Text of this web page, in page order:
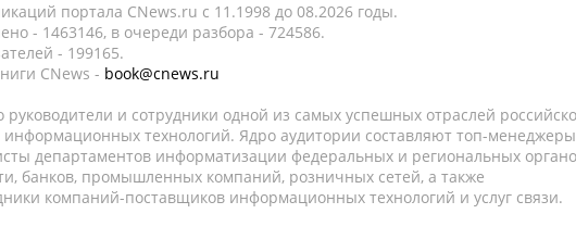
портала CNews.ru c 11.1998 до 08.2026 годы.
- 1463146, в очереди разбора - 724586.
- 199165.
CNews - book@cnews.ru
руководители и сотрудники одной из самых успешных отраслей
информационных технологий. Ядро аудитории составляют топ-
департаментов информатизации федеральных и региональных
банков, промышленных компаний, розничных сетей, а также
компаний-поставщиков информационных технологий и услуг связи.